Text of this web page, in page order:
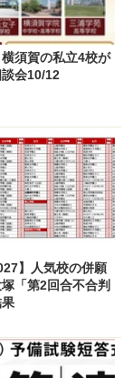
横須賀の私立4校が
会10/12
】人気校の併願
「第2回合不合判